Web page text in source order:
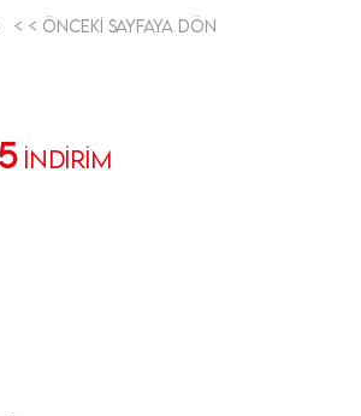
< < Önceki Sayfaya Dön
İNDİRİM